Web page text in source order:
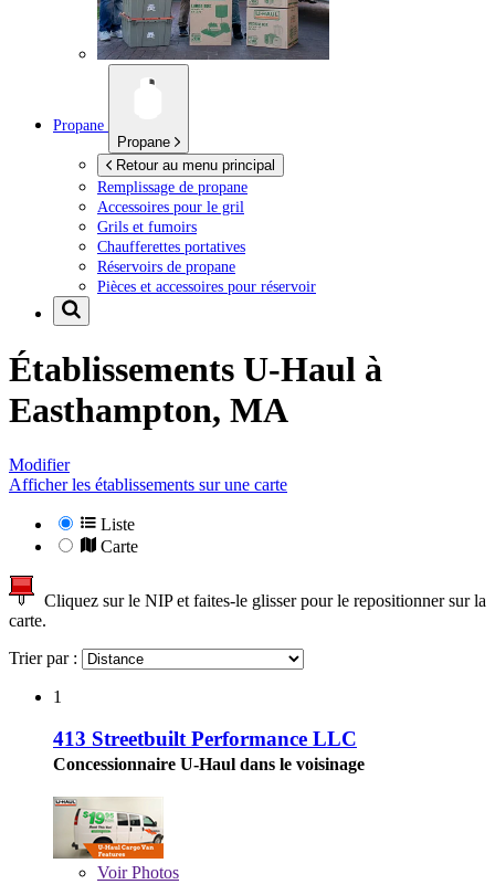
Propane
Propane
Retour au menu principal
Remplissage de propane
Accessoires pour le gril
Grils et fumoirs
Chaufferettes portatives
Réservoirs de propane
Pièces et accessoires pour réservoir
Établissements U-Haul à
Easthampton, MA
Modifier
Afficher les établissements sur une carte
Liste
Carte
Cliquez sur le NIP et faites-le glisser pour le repositionner sur la
carte.
Trier par :
1
413 Streetbuilt Performance LLC
Concessionnaire U-Haul dans le voisinage
VoirPhotos